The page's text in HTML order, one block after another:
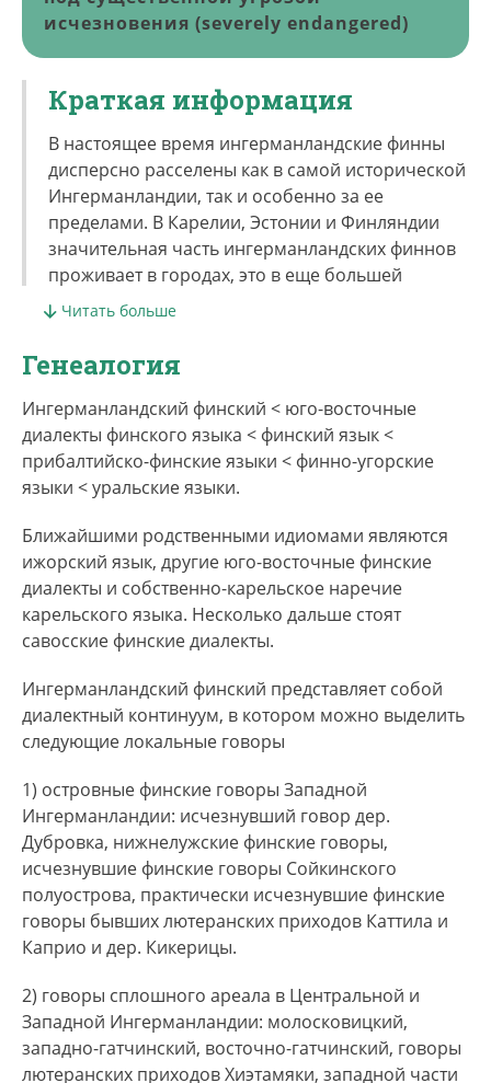
исчезновения (severely endangered)
Краткая информация
В настоящее время ингерманландские финны
дисперсно расселены как в самой исторической
Ингерманландии, так и особенно за ее
пределами. В Карелии, Эстонии и Финляндии
значительная часть ингерманландских финнов
проживает в городах, это в еще большей
степени справедливо для ингерманландских
группа сибирских ингерманландцев – потомков
крестьян из западной части Ингерманландии,
сосланных туда в начале 19 века.
inkerin kiel’, inkerin murre, suomen kiel’ –
употребляться в тех случаях, когда необходимо
подчеркнуть отличие этого идиома от русского
или эстонского, в то время как inkerin kiel’/
murre может употребляться в тех случаях, когда
необходимо подчеркнуть отличия
финского.
В русской речи носители ингерманландского
финский язык, ингерманландский диалект/язык,
часть носителей нижнелужских финских
говоров может использовать и лингвоним
ижорский язык. Такие носители нижнелужских
финских говоров относят лингвоним ижорский
язык ко всем местным прибалтийско-финским
языкам и диалектам (далее ПФЯ) – финским,
противопоставляя его литературным финскому
и эстонскому.
Еще одной характерной особенностью является
Читать больше
Генеалогия
Ингерманландский финский < юго-восточные
диалекты финского языка < финский язык <
прибалтийско-финские языки < финно-угорские
языки < уральские языки.
Ближайшими родственными идиомами являются
ижорский язык, другие юго-восточные финские
диалекты и собственно-карельское наречие
карельского языка. Несколько дальше стоят
савосские финские диалекты.
Ингерманландский финский представляет собой
диалектный континуум, в котором можно выделить
следующие локальные говоры
1) островные финские говоры Западной
Ингерманландии: исчезнувший говор дер.
Дубровка, нижнелужские финские говоры,
исчезнувшие финские говоры Сойкинского
полуострова, практически исчезнувшие финские
говоры бывших лютеранских приходов Каттила и
Каприо и дер. Кикерицы.
2) говоры сплошного ареала в Центральной и
Западной Ингерманландии: молосковицкий,
западно-гатчинский, восточно-гатчинский, говоры
лютеранских приходов Хиэтамяки, западной части